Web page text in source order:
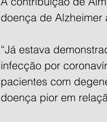
doença de Alzheimer
“Já estava
infecção por
pacientes com
doença pior em